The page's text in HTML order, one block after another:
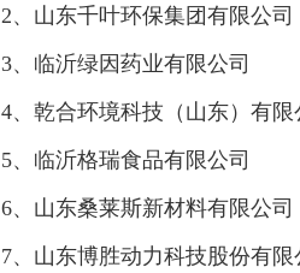
2、山东千叶环保集团有限公司
3、临沂绿因药业有限公司
4、乾合环境科技（山东）有限
5、临沂格瑞食品有限公司
6、山东桑莱斯新材料有限公司
7、山东博胜动力科技股份有限